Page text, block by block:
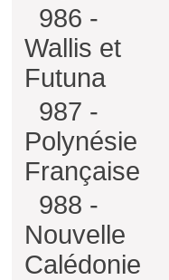
986 -
Wallis et
Futuna
987 -
Polynésie
Française
988 -
Nouvelle
Calédonie